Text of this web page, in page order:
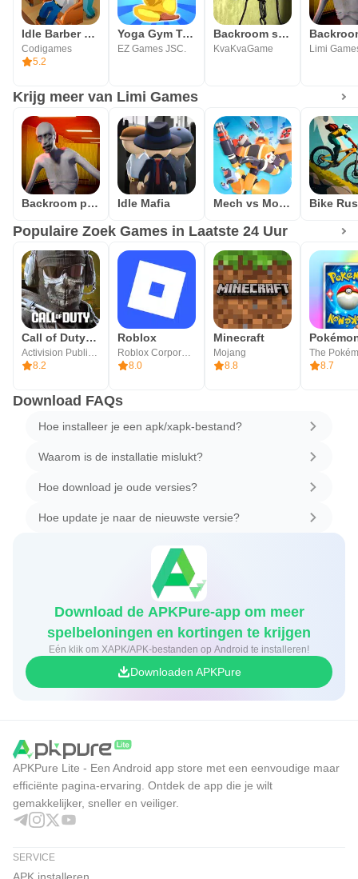
Idle Barber Shop Tycoon - Game
Codigames
5.2
Yoga Gym Tycoon: Idle Game
EZ Games JSC.
Backroom survival
KvaKvaGame Limi
Krijg meer van Limi Games
Backroom predator Idle Mafia Mech vs Monsters Bike
Populaire Zoek Games in Laatste 24 Uur
Call of Duty®: Mobile
Activision Publishing, Inc.
8.2
Roblox
Roblox Corporation
8.0
Minecraft
Mojang
8.8
8.7
Download FAQs
Hoe installeer je een apk/xapk-bestand?
Waarom is de installatie mislukt?
Hoe download je oude versies?
Hoe update je naar de nieuwste versie?
Download de APKPure-app om meer
spelbeloningen en kortingen te krijgen
Eén klik om XAPK/APK-bestanden op Android te installeren!
Downloaden APKPure
APKPure Lite - Een Android app store met een eenvoudige maar
efficiënte pagina-ervaring. Ontdek de app die je wilt
gemakkelijker, sneller en veiliger.
SERVICE